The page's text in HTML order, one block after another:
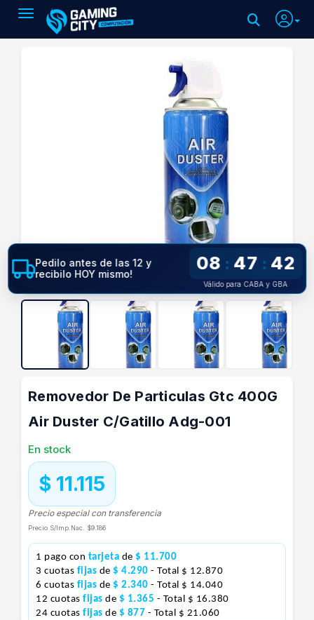
Toggle navigation
Removedor De Particulas Gtc 400G
Air Duster C/Gatillo Adg-001
En stock
$ 11.115
Precio especial con transferencia
Precio S/Imp.Nac. $9.186
1 pago con tarjeta de $ 11.700
3 cuotas fijas de $ 4.290 - Total $ 12.870
6 cuotas fijas de $ 2.340 - Total $ 14.040
12 cuotas fijas de $ 1.365 - Total $ 16.380
24 cuotas fijas de $ 877 - Total $ 21.060
Pedilo antes de las 12 y
recibilo HOY mismo!
08 : 47 : 42
Válido para CABA y GBA